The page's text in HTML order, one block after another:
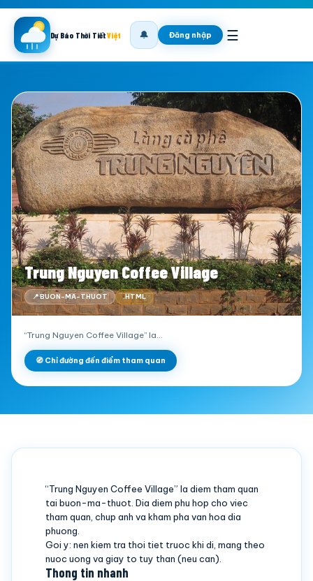
Dự Báo Thời TiếtViệt 🔔 Đăng nhập ☰
Trung Nguyen Coffee Village
📍 BUON-MA-THUOT .HTML
“Trung Nguyen Coffee Village” la…
🧭 Chỉ đường đến điểm tham quan
“Trung Nguyen Coffee Village” la diem tham quan
tai buon-ma-thuot. Dia diem phu hop cho viec
tham quan, chup anh va kham pha van hoa dia
phuong.
Goi y: nen kiem tra thoi tiet truoc khi di, mang theo
nuoc uong va giay to tuy than (neu can).
Thong tin nhanh